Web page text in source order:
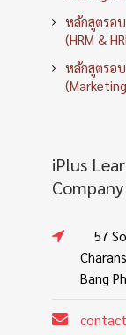
หลักสูตรอ
(HRM &
หลักสูตรอ
iPlus
57
Bang